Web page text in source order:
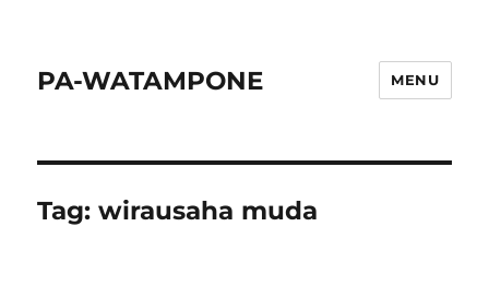
PA-WATAMPONE MENU
Tag:wirausaha muda